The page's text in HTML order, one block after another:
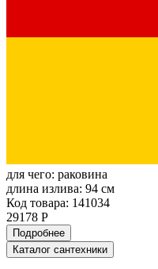
для чего: раковина
длина излива: 94 см
Код товара: 141034
29178 Р
Подробнее
Каталог сантехники